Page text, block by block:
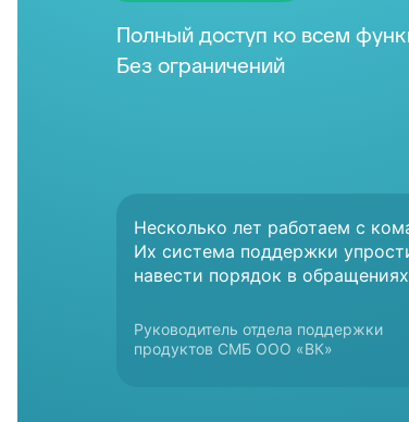
Полный доступ ко всем
Без ограничений
Директор по онлайн бизнесу
Руководитель департамента
по работе с клиентами
Директор по клиентскому опыту
Директор Департамента продаж
и послепродажного обслуживания
Несколько лет работаем с
Их система поддержки
навести порядок в
Руководитель отдела поддержки
продуктов СМБ ООО «ВК»
Руководитель клиентской службы
Руководитель отдела
по работе с клиентами